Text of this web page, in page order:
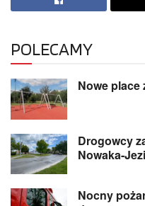
POLECAMY
Nowe place
Drogowcy
Nowaka-
Nocny